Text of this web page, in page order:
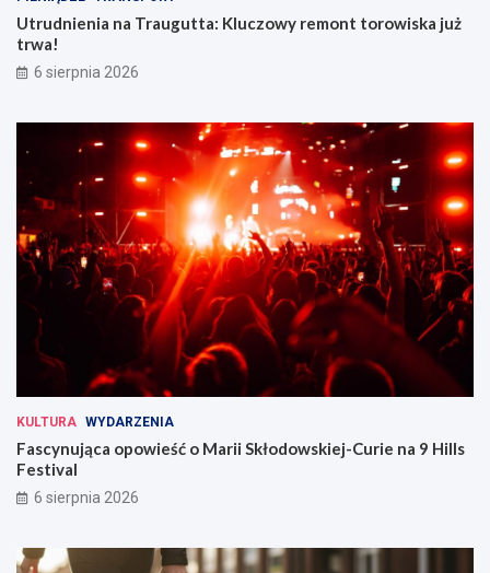
Utrudnienia na Traugutta: Kluczowy remont torowiska już
trwa!
6 sierpnia 2026
KULTURA WYDARZENIA
Fascynująca opowieść o Marii Skłodowskiej-Curie na 9 Hills
Festival
6 sierpnia 2026